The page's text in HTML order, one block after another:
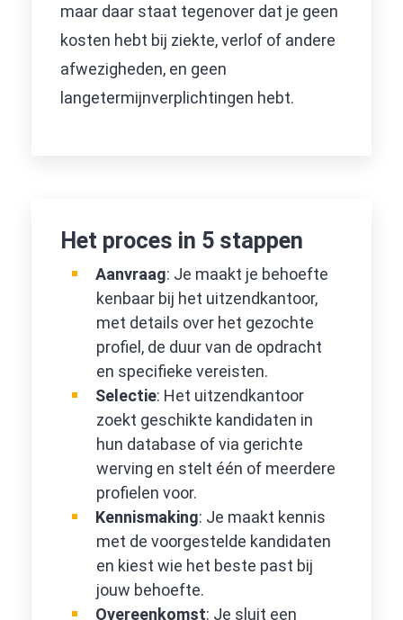
maar daar staat tegenover dat je geen
kosten hebt bij ziekte, verlof of andere
afwezigheden, en geen
langetermijnverplichtingen hebt.
Het proces in 5 stappen
Aanvraag: Je maakt je behoefte
kenbaar bij het uitzendkantoor,
met details over het gezochte
profiel, de duur van de opdracht
en specifieke vereisten.
Selectie: Het uitzendkantoor
zoekt geschikte kandidaten in
hun database of via gerichte
werving en stelt één of meerdere
profielen voor.
Kennismaking: Je maakt kennis
met de voorgestelde kandidaten
en kiest wie het beste past bij
jouw behoefte.
Overeenkomst: Je sluit een